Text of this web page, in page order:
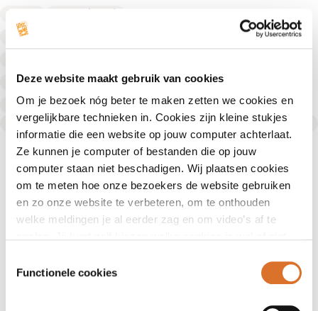
Deze website maakt gebruik van cookies
Om je bezoek nóg beter te maken zetten we cookies en
vergelijkbare technieken in. Cookies zijn kleine stukjes
informatie die een website op jouw computer achterlaat.
Ze kunnen je computer of bestanden die op jouw
computer staan niet beschadigen. Wij plaatsen cookies
om te meten hoe onze bezoekers de website gebruiken
en zo onze website te verbeteren, om te onthouden
welke meldingen je al eerder zag en om video’s af te
Functionele cookies
Diëtist
Fysiotherapeut
Fysiotherapeut
Diëtist
Text Link